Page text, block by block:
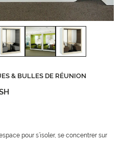
& BULLES DE RÉUNION
pour s’isoler, se concentrer sur